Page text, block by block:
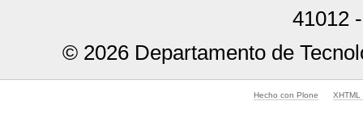
41012
© 2026 Departamento de
Hecho con Plone XHTML